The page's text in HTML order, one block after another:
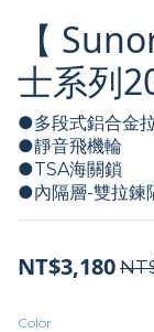
【
士系列
●多段式鋁合金
●靜音飛機輪
●TSA海關鎖
●內隔層-雙拉鍊
NT$3,180
Color